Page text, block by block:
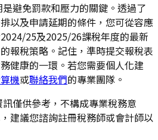
避免罰款和壓力的關鍵。透過了
以及申請延期的條件，您可從容應
25及2025/26課稅年度的最新
報稅策略。記住，準時提交報稅表
健康的一環。若您需要個人化建
機或聯絡我們的專業團隊。
僅供參考，不構成專業稅務意
建議您諮詢註冊稅務師或會計師以